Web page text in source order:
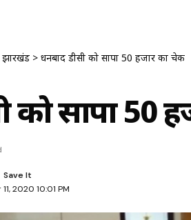
झारखंड > धनबाद डीसी को सौंपा 50 हजार का चेक
को सौंपा 50
2020 10:01 PM